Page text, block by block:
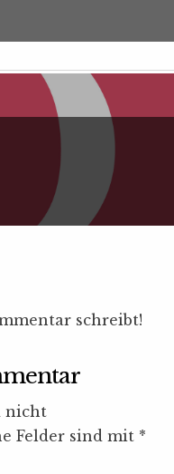
schreibt!
nicht
Felder sind mit *